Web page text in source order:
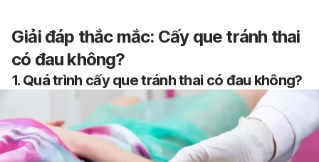
Giải đáp thắc mắc: Cấy que tránh thai
có đau không?
1. Quá trình cấy que tránh thai có đau không?